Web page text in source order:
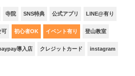
寺院 SNS特典 公式アプリ LINE@有り
可 初心者OK イベント有り 登山教室
導入店 クレジットカード instagram